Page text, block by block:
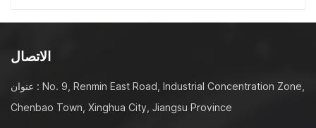
الاتصال
عنوان : No. 9, Renmin East Road, Industrial Concentration Zone,
Chenbao Town, Xinghua City, Jiangsu Province